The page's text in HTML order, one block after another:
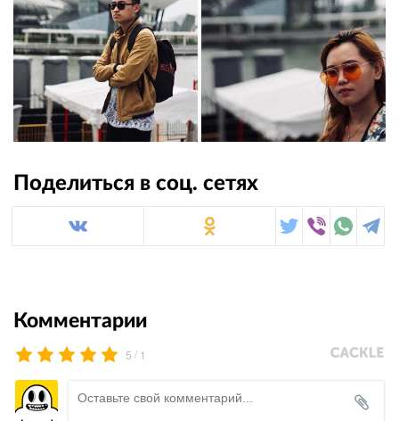
Поделиться в соц. сетях
Комментарии
5 / 1